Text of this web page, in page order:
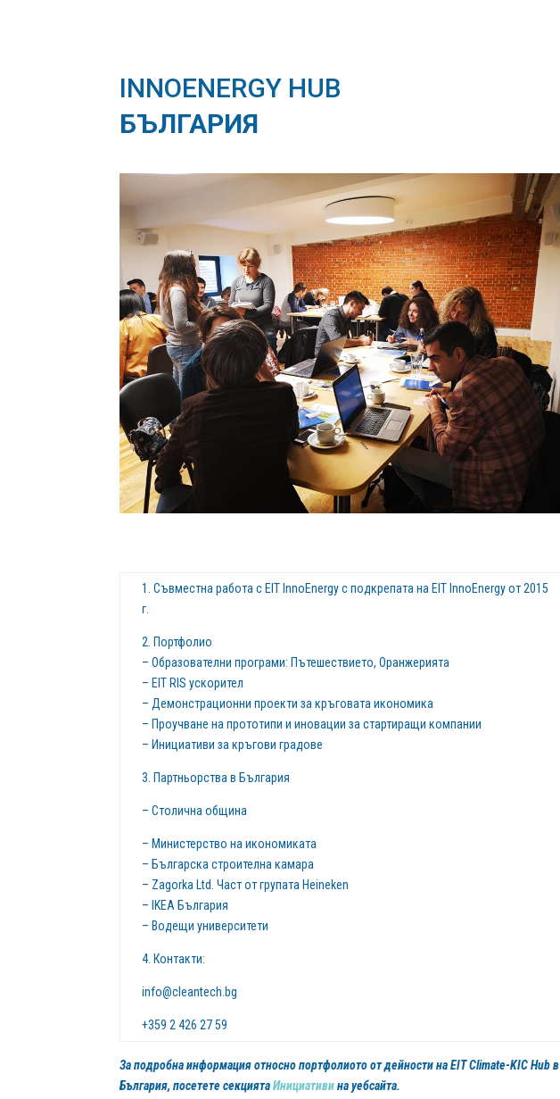
INNOENERGY HUB
БЪЛГАРИЯ
1. Съвместна работа с EIT InnoEnergy с подкрепата на EIT InnoEnergy от 2015
г.
2. Портфолио
– Образователни програми: Пътешествието, Оранжерията
– EIT RIS ускорител
– Демонстрационни проекти за кръговата икономика
– Проучване на прототипи и иновации за стартиращи компании
– Инициативи за кръгови градове
3. Партньорства в България
– Столична община
– Министерство на икономиката
– Българска строителна камара
– Zagorka Ltd. Част от групата Heineken
– IKEA България
– Водещи университети
4. Контакти:
info@cleantech.bg
+359 2 426 27 59
За подробна информация относно портфолиото от дейности на EIT Climate-KIC Hub в
България, посетете секциятаИнициативина уебсайта.